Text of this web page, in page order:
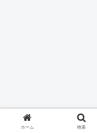
ホーム 検索